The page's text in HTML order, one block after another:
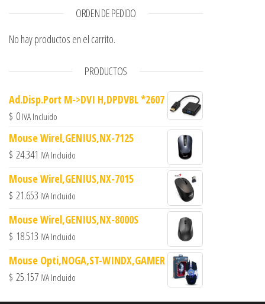
ORDEN DE PEDIDO
No hay productos en el carrito.
PRODUCTOS
Ad.Disp.Port M->DVI H,DPDVBL *2607
$ 0 IVA Incluido
Mouse Wirel,GENIUS,NX-7125
$ 24.341 IVA Incluido
Mouse Wirel,GENIUS,NX-7015
$ 21.653 IVA Incluido
Mouse Wirel,GENIUS,NX-8000S
$ 18.513 IVA Incluido
Mouse Opti,NOGA,ST-WINDX,GAMER
$ 25.157 IVA Incluido